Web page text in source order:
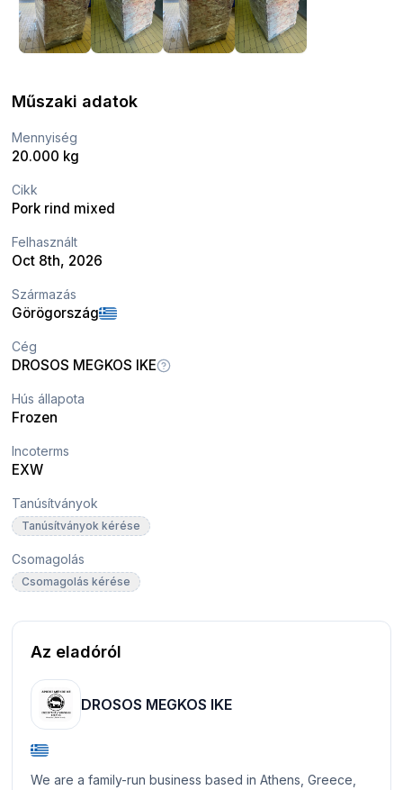
Műszaki adatok
Mennyiség
20.000 kg
Cikk
Pork rind mixed
Felhasznált
Oct 8th, 2026
Származás
Görögország
Cég
DROSOS MEGKOS IKE
Hús állapota
Frozen
Incoterms
EXW
Tanúsítványok
Tanúsítványok kérése
Csomagolás
Csomagolás kérése
Az eladóról
DROSOS MEGKOS IKE
We are a family-run business based in Athens, Greece,